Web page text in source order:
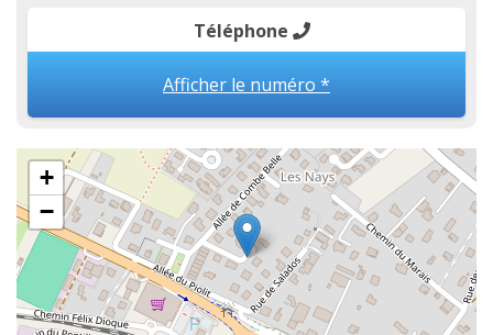
Téléphone
Afficher le numéro *
+
−